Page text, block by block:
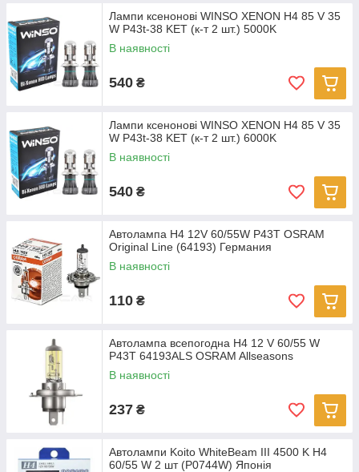
Лампи ксенонові WINSO XENON H4 85 V 35
W P43t-38 KET (к-т 2 шт.) 5000K
В наявності
540 ₴
Лампи ксенонові WINSO XENON H4 85 V 35
W P43t-38 KET (к-т 2 шт.) 6000K
В наявності
540 ₴
Автолампа H4 12V 60/55W P43T OSRAM
Original Line (64193) Германия
В наявності
110 ₴
Автолампа всепогодна H4 12 V 60/55 W
P43T 64193ALS OSRAM Allseasons
В наявності
237 ₴
Автолампи Koito WhiteBeam III 4500 K H4
60/55 W 2 шт (P0744W) Японія